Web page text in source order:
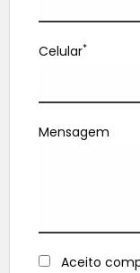
Celular*
Mensagem
Aceito